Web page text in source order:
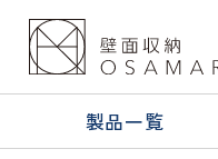
製品一覧